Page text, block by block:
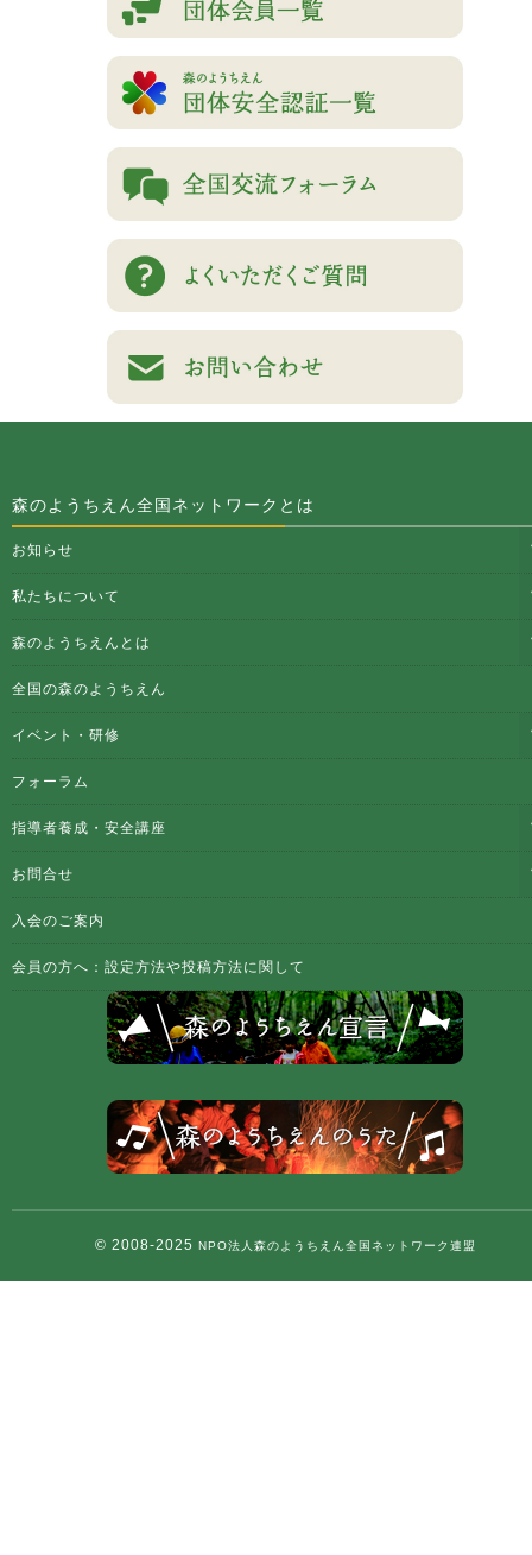
森のようちえん全国ネットワークとは
お知らせ
私たちについて
森のようちえんとは
全国の森のようちえん
イベント・研修
フォーラム
指導者養成・安全講座
お問合せ
入会のご案内
会員の方へ：設定方法や投稿方法に関して
© 2008-2025 NPO法人森のようちえん全国ネットワーク連盟